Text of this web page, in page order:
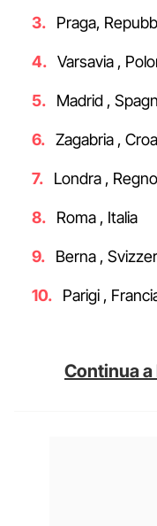
Praga,
Varsavia ,
Madrid ,
Zagabria ,
Londra ,
Roma , Italia
Berna ,
Parigi ,
Continua